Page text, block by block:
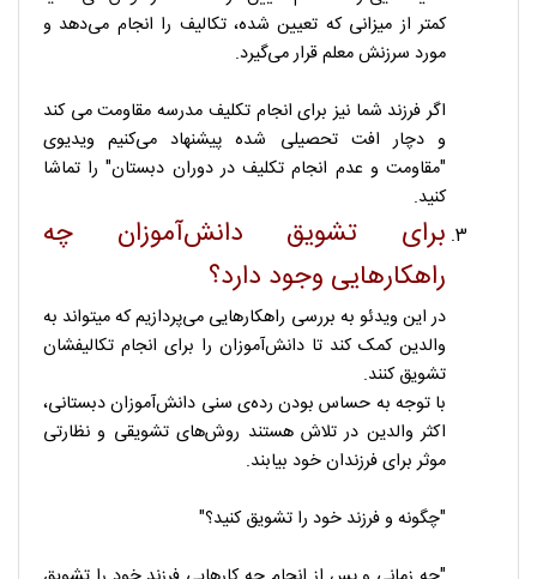
کمتر از میزانی که تعیین شده، تکالیف را انجام می‌دهد و
مورد سرزنش معلم قرار می‌گیرد.
اگر فرزند شما نیز برای انجام تکلیف مدرسه مقاومت می کند
و دچار افت تحصیلی شده پیشنهاد می‌کنیم ویدیوی
"مقاومت و عدم انجام تکلیف در دوران دبستان" را تماشا
کنید.
برای تشویق دانش‌آموزان چه
راهکارهایی وجود دارد؟
در این ویدئو به بررسی راهکارهایی می‌پردازیم که میتواند به
والدین کمک کند تا دانش‌آموزان را برای انجام تکالیفشان
تشویق کنند.
با توجه به حساس بودن رده‌ی سنی دانش‌آموزان دبستانی،
اکثر والدین در تلاش هستند روش‌های تشویقی و نظارتی
موثر برای فرزندان خود بیابند.
"چگونه و فرزند خود را تشویق کنید؟"